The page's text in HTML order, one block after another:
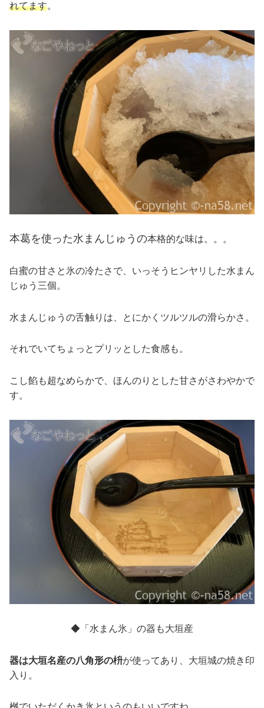
れてます。
本葛を使った水まんじゅうの本格的な味は。。。
白蜜の甘さと氷の冷たさで、いっそうヒンヤリした水まん
じゅう三個。
水まんじゅうの舌触りは、とにかくツルツルの滑らかさ。
それでいてちょっとプリッとした食感も。
こし餡も超なめらかで、ほんのりとした甘さがさわやかで
す。
◆「水まん氷」の器も大垣産
器は大垣名産の八角形の枡が使ってあり、大垣城の焼き印
入り。